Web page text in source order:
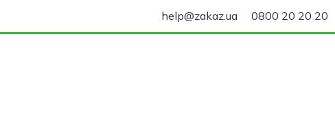
help@zakaz.ua 0800 20 20 20